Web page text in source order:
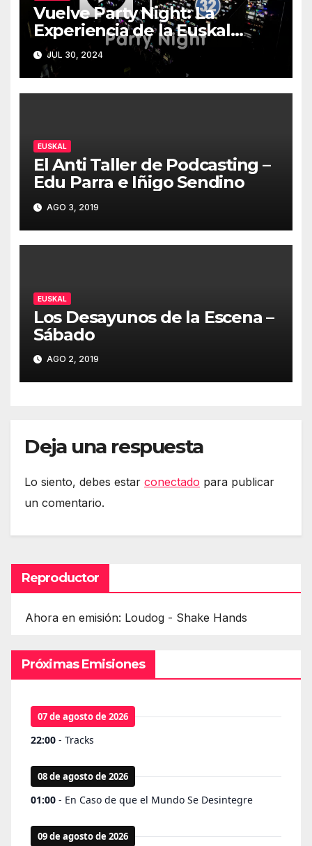
Vuelve Party Night: La
Experiencia de la Euskal
Encounter 32 – Party Night
2024
JUL 30, 2024
EUSKAL
El Anti Taller de Podcasting –
Edu Parra e Iñigo Sendino
AGO 3, 2019
EUSKAL
Los Desayunos de la Escena –
Sábado
AGO 2, 2019
Deja una respuesta
Lo siento, debes estar conectado para publicar
un comentario.
Reproductor
Ahora en emisión: Loudog - Shake Hands
Próximas Emisiones